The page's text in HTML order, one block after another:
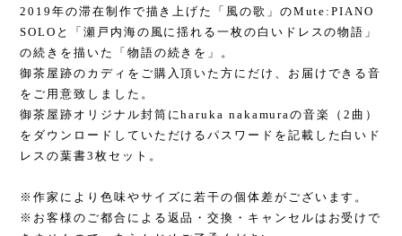
2019年の滞在制作で描き上げた「風の歌」のMute:PIANO
SOLOと「瀬戸内海の風に揺れる一枚の白いドレスの物語」
の続きを描いた「物語の続きを」。
御茶屋跡のカディをご購入頂いた方にだけ、お届けできる音
をご用意致しました。
御茶屋跡オリジナル封筒にharuka nakamuraの音楽（2曲）
をダウンロードしていただけるパスワードを記載した白いド
レスの葉書3枚セット。
※作家により色味やサイズに若干の個体差がございます。
※お客様のご都合による返品・交換・キャンセルはお受けで